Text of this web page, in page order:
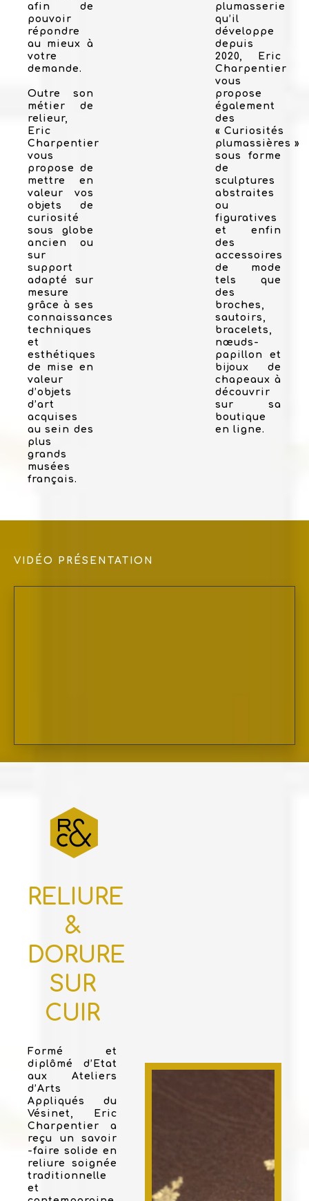
afin de
pouvoir
répondre
au mieux à
votre
demande.
Outre son
métier de
relieur,
Eric
Charpentier
vous
propose de
mettre en
valeur vos
objets de
curiosité
sous globe
ancien ou
sur
support
adapté sur
mesure
grâce à ses
connaissances
techniques
et
esthétiques
de mise en
valeur
d’objets
d’art
acquises
au sein des
plus
grands
musées
français.
plumasserie
qu’il
développe
depuis
2020, Eric
Charpentier
vous
propose
également
des
« Curiosités
plumassières »
sous forme
de
sculptures
abstraites
ou
figuratives
et enfin
des
accessoires
de mode
tels que
des
broches,
sautoirs,
bracelets,
nœuds-
papillon et
bijoux de
chapeaux à
découvrir
sur sa
boutique
en ligne.
VIDÉO PRÉSENTATION
RELIURE
&
DORURE
SUR
CUIR
Formé et
diplômé d’Etat
aux Ateliers
d’Arts
Appliqués du
Vésinet, Eric
Charpentier a
reçu un savoir
-faire solide en
reliure soignée
traditionnelle
et